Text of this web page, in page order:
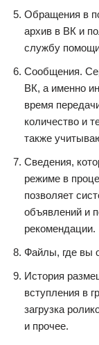
Обращения в
архив в ВК и
службу
Сообщения.
ВК, а именно
время
количество и
также
Сведения,
режиме в
позволяет
объявлений и
рекомендации.
Файлы, где вы
История
вступления в
загрузка
и прочее.